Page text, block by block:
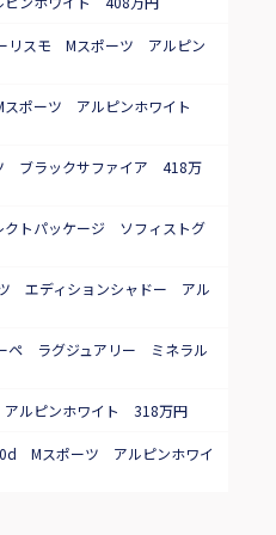
スモ Mスポーツ アルピン
ポーツ アルピンホワイト
ブラックサファイア 418万
トパッケージ ソフィストグ
エディションシャドー アル
ラグジュアリー ミネラル
ルピンホワイト 318万円
Mスポーツ アルピンホワイ